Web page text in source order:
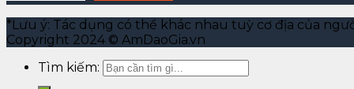
*Lưu ý: Tác dụng có thể khác nhau tuỳ cơ địa của
Copyright 2024 © AmDaoGia.vn
Tìm kiếm: